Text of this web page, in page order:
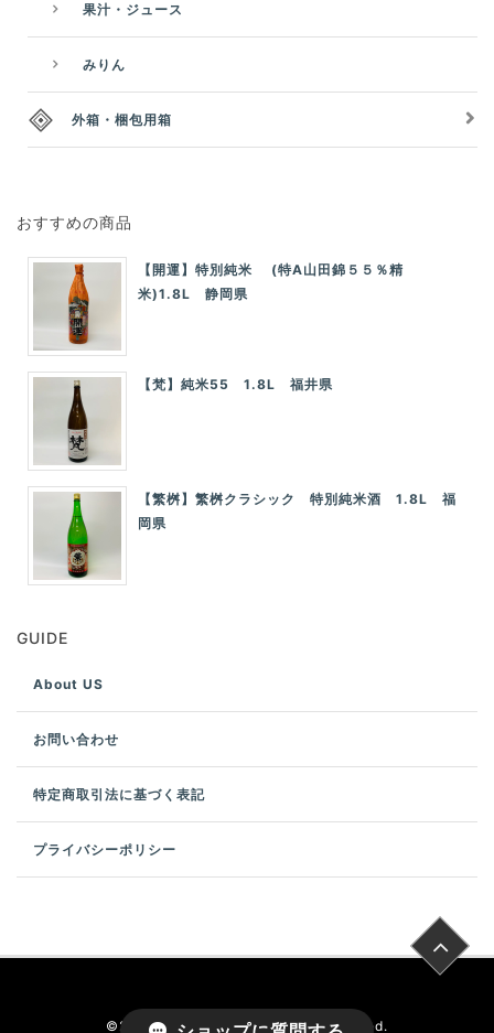
果汁・ジュース
みりん
外箱・梱包用箱
おすすめの商品
【開運】特別純米 (特A山田錦５５％精
米)1.8L 静岡県
【梵】純米55 1.8L 福井県
【繁桝】繁桝クラシック 特別純米酒 1.8L 福
岡県
GUIDE
About US
お問い合わせ
特定商取引法に基づく表記
プライバシーポリシー
© 2026 たがしら酒店 All rights reserved.